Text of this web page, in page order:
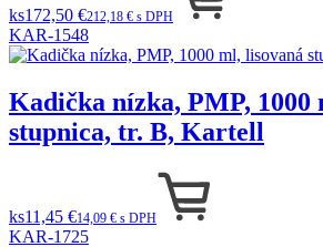
ks172,50 €212,18 € s DPH
KAR-1548
Kadička nízka, PMP, 1000
stupnica, tr. B, Kartell
ks11,45 €14,09 € s DPH
KAR-1725